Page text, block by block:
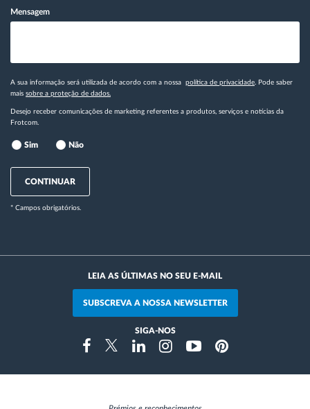
Mensagem
A sua informação será utilizada de acordo com a nossa política de privacidade. Pode saber
mais sobre a proteção de dados.
Desejo receber comunicações de marketing referentes a produtos, serviços e notícias da
Frotcom.
Sim Não
CONTINUAR
* Campos obrigatórios.
LEIA AS ÚLTIMAS NO SEU E-MAIL
SUBSCREVA A NOSSA NEWSLETTER
SIGA-NOS
FacebookTwitterLinkedinInstragramYoutubePinterest